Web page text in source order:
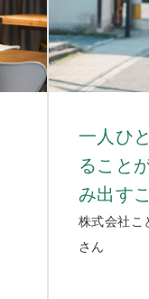
一人ひ
ること
み出す
株式会社
さん